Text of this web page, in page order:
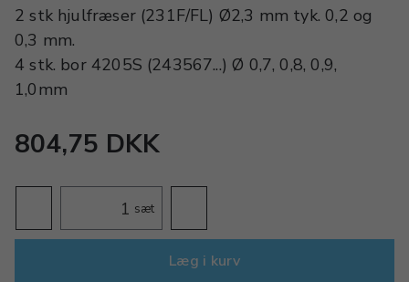
2 stk hjulfræser (231F/FL) Ø2,3 mm tyk. 0,2 og
0,3 mm.
4 stk. bor 4205S (243567...) Ø 0,7, 0,8, 0,9,
1,0mm
804,75 DKK
sæt
Læg i kurv